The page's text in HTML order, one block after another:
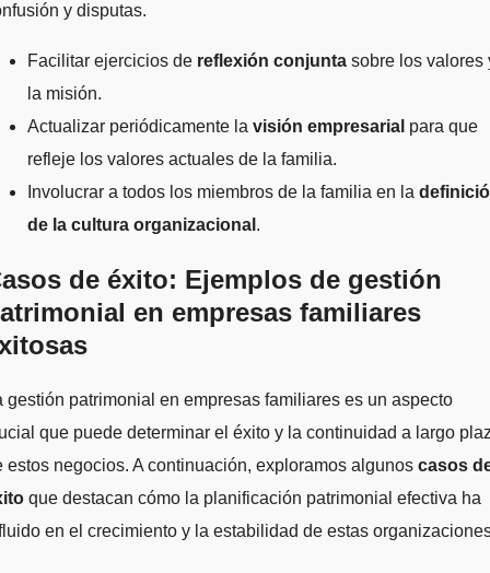
y disputas.
Facilitar ejercicios de reflexión conjunta sobre los valores
la misión.
Actualizar periódicamente la visión empresarial para que
refleje los valores actuales de la familia.
Involucrar a todos los miembros de la familia en la
de la cultura organizacional .
de éxito: Ejemplos de gestión
en empresas familiares
gestión patrimonial en empresas familiares es un aspecto
que puede determinar el éxito y la continuidad a largo
estos negocios. A continuación, exploramos algunos casos
que destacan cómo la planificación patrimonial efectiva ha
en el crecimiento y la estabilidad de estas